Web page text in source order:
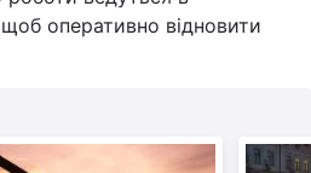
оперативно відновити